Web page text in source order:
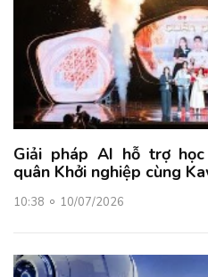
Giải pháp AI hỗ trợ
quân Khởi nghiệp cùng
10:38 10/07/2026